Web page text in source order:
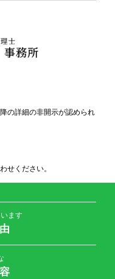
の詳細の非開示が認められ
せください。
ます